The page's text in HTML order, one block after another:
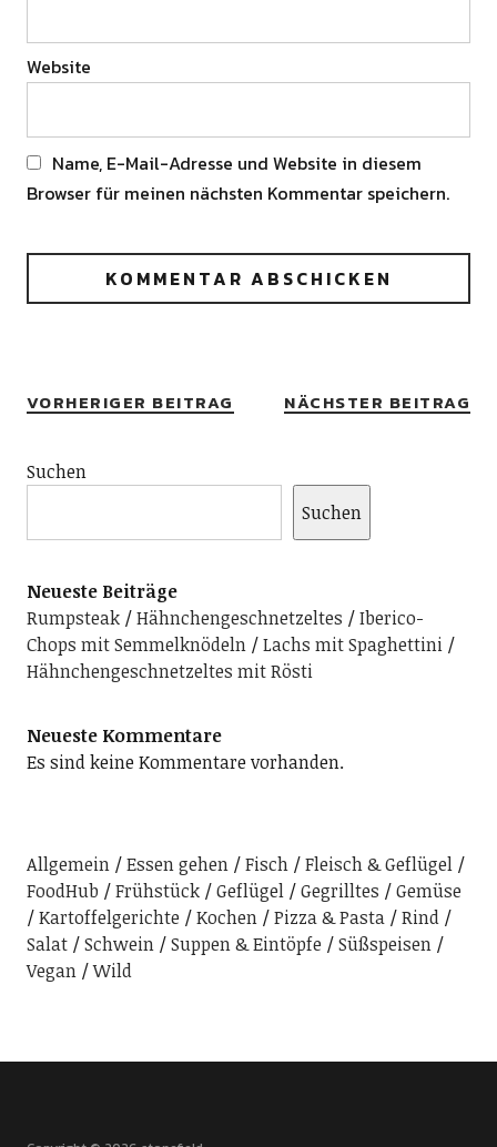
Website
Name, E-Mail-Adresse und Website in diesem
Browser für meinen nächsten Kommentar speichern.
VORHERIGER BEITRAG NÄCHSTER BEITRAG
Suchen
Suchen
Neueste Beiträge
Rumpsteak
Hähnchengeschnetzeltes
Iberico-
Chops mit Semmelknödeln
Lachs mit Spaghettini
Hähnchengeschnetzeltes mit Rösti
Neueste Kommentare
Es sind keine Kommentare vorhanden.
Allgemein Essen gehen Fisch
Fleisch & Geflügel
FoodHub
Frühstück Geflügel Gegrilltes
Gemüse
Kartoffelgerichte
Kochen Pizza & Pasta
Rind
Salat
Schwein Suppen & Eintöpfe
Süßspeisen
Vegan
Wild